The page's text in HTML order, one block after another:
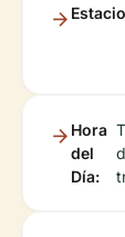
Hora
del
Día: